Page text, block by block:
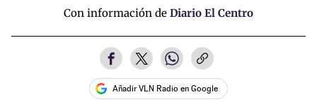
Con información de Diario El Centro
Añadir VLN Radio en Google